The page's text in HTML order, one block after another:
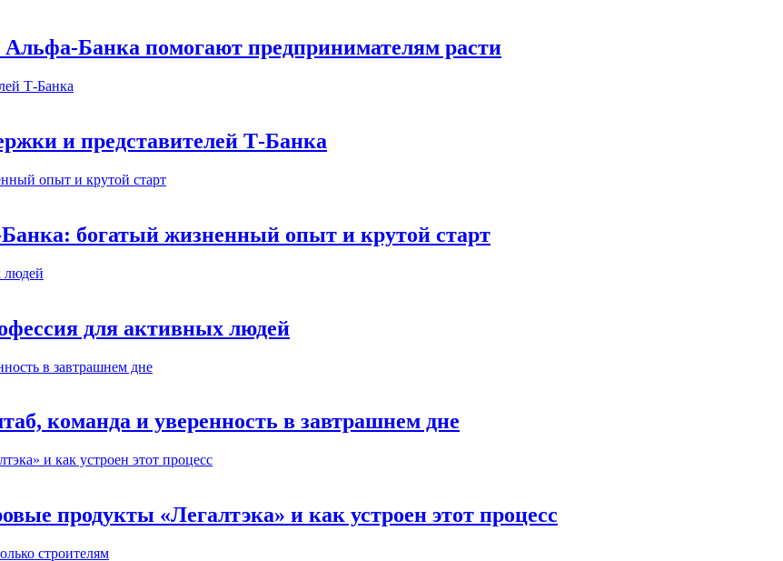
Банка помогают предпринимателям расти
и представителей Т-Банка
богатый жизненный опыт и крутой старт
для активных людей
команда и уверенность в завтрашнем дне
продукты «Легалтэка» и как устроен этот процесс